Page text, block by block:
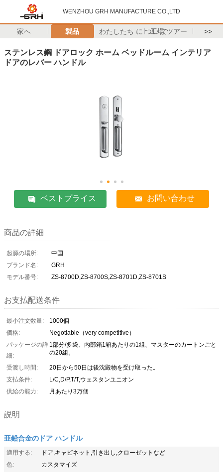
WENZHOU GRH MANUFACTURE CO.,LTD
家へ 製品 わたしたち に つい て工場 ツアー >>
ステンレス鋼 ドアロック ホーム ベッドルーム インテリア
ドアのレバー ハンドル
ベストプライス お問い合わせ
商品の詳細
起源の場所:
中国
ブランド名:
GRH
モデル番号:
ZS-8700D,ZS-8700S,ZS-8701D,ZS-8701S
お支払配送条件
最小注文数量:
1000個
価格:
Negotiable（very competitive）
パッケージの詳
細:
1部分/多袋、内部箱1箱あたりの1組、マスターのカートンごと
の20組。
受渡し時間:
20日から50日は後沈殿物を受け取った。
支払条件:
L/C,D/P,T/T,ウェスタンユニオン
供給の能力:
月あたり3万個
説明
亜鉛合金のドア ハンドル
適用する:
ドア,キャビネット,引き出し,クローゼットなど
色:
カスタマイズ